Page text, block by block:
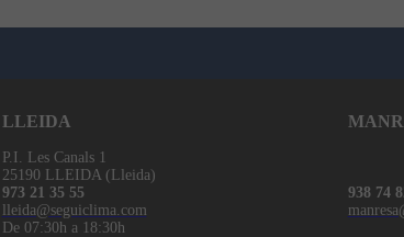
LLEIDA
P.I. Les Canals 1
25190 LLEIDA (Lleida)
973 21 35 55
lleida@seguiclima.com
De 07:30h a 18:30h
938 74